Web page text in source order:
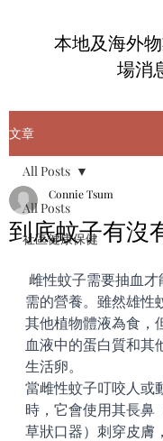
本地及海外
場消
文章
All Posts
社區健康保健
All Posts
到底蚊子有沒
Connie Tsum
需的營養。雖然雄性
其他植物體液為食，
血液中的蛋白質和其
生活卵。
當雌性蚊子叮咬人或
時，它會使用其長鼻
草狀口器）刺穿皮膚